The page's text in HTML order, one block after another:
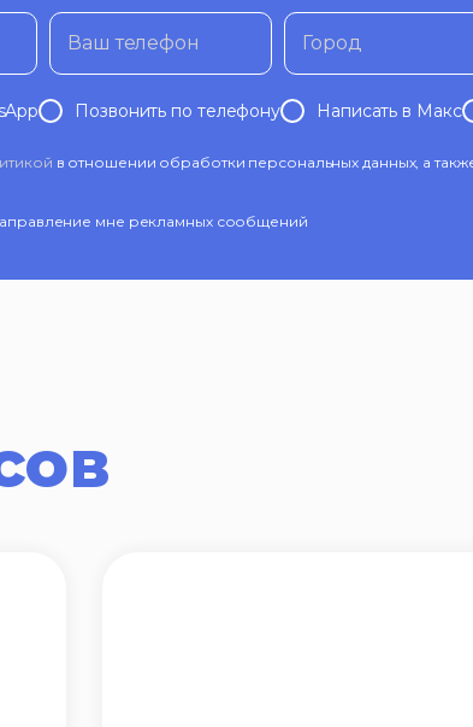
Ваш телефон Город
Позвонить по телефону Написать в Mакс
в отношении обработки персональных данных, а
мне рекламных сообщений